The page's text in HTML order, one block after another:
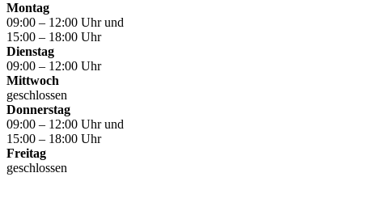
Montag
09:00 – 12:00 Uhr und
15:00 – 18:00 Uhr
Dienstag
09:00 – 12:00 Uhr
Mittwoch
geschlossen
Donnerstag
09:00 – 12:00 Uhr und
15:00 – 18:00 Uhr
Freitag
geschlossen